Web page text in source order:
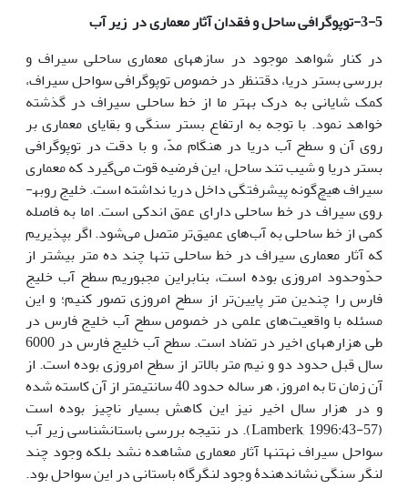
3-5-توپوگرافی ساحل و فقدان آثار معماری در زیر آب
در کنار شواهد موجود در سازه­های معماری ساحلی سیراف و
بررسی بستر دریا، دقت­نظر در خصوص توپوگرافی سواحل سیراف،
کمک شایانی به درک بهتر ما از خط ساحلی سیراف در گذشته
خواهد نمود. با توجه به ارتفاع بستر سنگی و بقایای معماری بر
روی آن و سطح آب دریا در هنگام مدّ، و با دقت در توپوگرافی
بستر دریا و شیب تند ساحل، این فرضیه قوت می‌گیرد که معماری
سیراف هیچ‌گونه پیشرفتگی داخل دریا نداشته است. خلیج روبه­
روی سیراف در خط ساحلی دارای عمق اندکی است. اما به فاصله
کمی از خط ساحلی به آب‌های عمیق‌تر متصل می‌شود. اگر بپذیریم
که آثار معماری سیراف در خط ساحلی تنها چند ده متر بیشتر از
حدّ­و­حدود امروزی بوده است، بنابراین مجبوریم سطح آب خلیج
فارس را چندین متر پایین‌تر از سطح امروزی تصور کنیم؛ و این
مسئله با واقعیت‌های علمی در خصوص سطح آب خلیج فارس در
طی هزاره­های اخیر در تضاد است. سطح آب خلیج فارس در 6000
سال قبل حدود دو و نیم متر بالاتر از سطح امروزی بوده است. از
آن زمان تا به امروز، هر ساله حدود 40 سانتیمتر از آن کاسته شده
و در هزار سال اخیر نیز این کاهش بسیار ناچیز بوده است
(Lamberk, 1996:43-57). در نتیجه بررسی باستان­شناسی زیر آب
سواحل سیراف نه­تنها آثار معماری مشاهده نشد بلکه وجود چند
لنگر سنگی نشان­دهندۀ وجود لنگرگاه باستانی در این سواحل بود.